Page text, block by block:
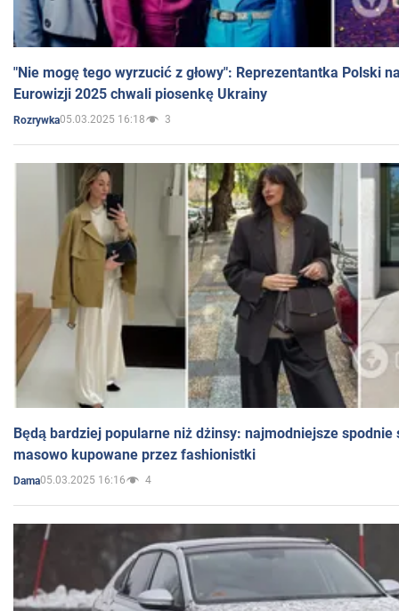
"Nie mogę tego wyrzucić z głowy": Reprezentantka Polski
Eurowizji 2025 chwali piosenkę Ukrainy
Rozrywka05.03.2025 16:18 3
Będą bardziej popularne niż dżinsy: najmodniejsze spodnie
masowo kupowane przez fashionistki
Dama05.03.2025 16:16 4